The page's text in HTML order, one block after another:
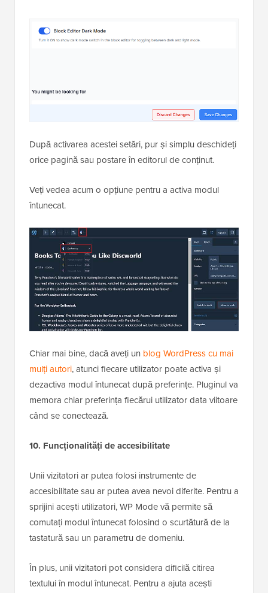
După activarea acestei setări, pur și simplu deschideți
orice pagină sau postare în editorul de conținut.
Veți vedea acum o opțiune pentru a activa modul
întunecat.
Chiar mai bine, dacă aveți un blog WordPress cu mai
mulți autori, atunci fiecare utilizator poate activa și
dezactiva modul întunecat după preferințe. Pluginul va
memora chiar preferința fiecărui utilizator data viitoare
când se conectează.
10. Funcționalități de accesibilitate
Unii vizitatori ar putea folosi instrumente de
accesibilitate sau ar putea avea nevoi diferite. Pentru a
sprijini acești utilizatori, WP Mode vă permite să
comutați modul întunecat folosind o scurtătură de la
tastatură sau un parametru de domeniu.
În plus, unii vizitatori pot considera dificilă citirea
textului în modul întunecat. Pentru a ajuta acești